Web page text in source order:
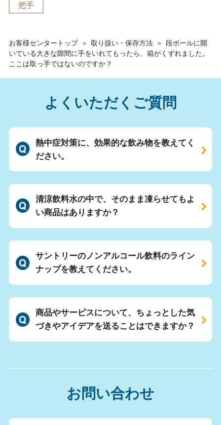
お客様センタートップ ＞ 取り扱い・保存方法 ＞ 段ボールに開
いている大きな隙間に手をいれてもったら、箱がくずれました。
ここは取っ手ではないのですか？
把手
よくいただくご質問
熱中症対策に、効果的な飲み物を教えてく
ださい。
清涼飲料水の中で、そのまま凍らせてもよ
い商品はありますか？
サントリーのノンアルコール飲料のライン
ナップを教えてください。
商品やサービスについて、ちょっとした気
づきやアイデアを送ることはできますか？
お問い合わせ